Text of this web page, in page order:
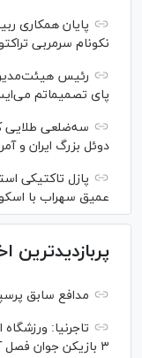
پایان همکاری
نکونام سرمربی
رئیس
پای تصمیماتم
سه‌ضلعی طلایی
دوئل بزرگ ایران و
عمیق سهراب با
پربازدیدترین
مدافع سابق
تاجرنیا:
۳ بازیکن جوان فصل آینده فیکس ترکیب می‌شوند